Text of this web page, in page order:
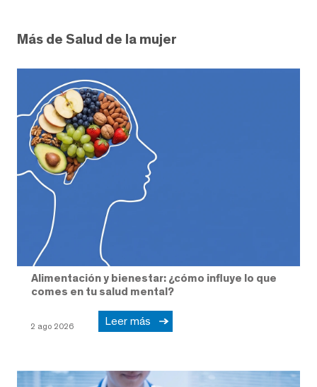
Más de Salud de la mujer
Alimentación y bienestar: ¿cómo influye lo que
comes en tu salud mental?
2 ago 2026 Leer más